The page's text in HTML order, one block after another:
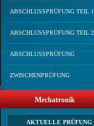
ABSCHLUSSPRÜFUNG TEIL 1
ABSCHLUSSPRÜFUNG TEIL 2
ABSCHLUSSPRÜFUNG
ZWISCHENPRÜFUNG
Mechatronik
AKTUELLE PRÜFUNG